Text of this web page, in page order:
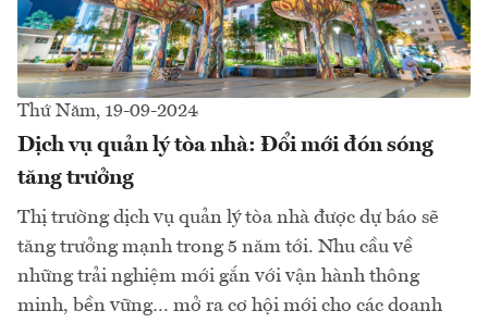
Thứ Năm, 19-09-2024
Dịch vụ quản lý tòa nhà: Đổi mới đón sóng
tăng trưởng
Thị trường dịch vụ quản lý tòa nhà được dự báo sẽ
tăng trưởng mạnh trong 5 năm tới. Nhu cầu về
những trải nghiệm mới gắn với vận hành thông
minh, bền vững… mở ra cơ hội mới cho các doanh